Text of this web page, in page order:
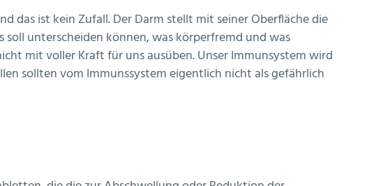
das ist kein Zufall. Der Darm stellt mit seiner Oberfläche die
unterscheiden können, was körperfremd und was
mit voller Kraft für uns ausüben. Unser Immunsystem wird
sollten vom Immunssystem eigentlich nicht als gefährlich